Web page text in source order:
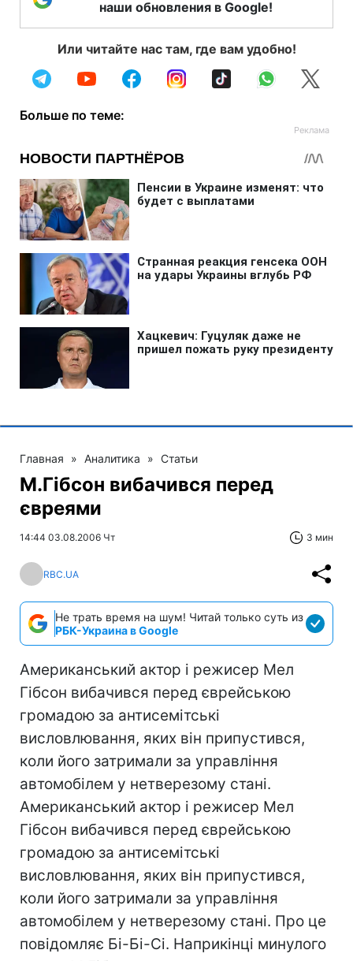
наши обновления в Google!
Или читайте нас там, где вам удобно!
Больше по теме:
Главная » Аналитика » Статьи
М.Гібсон вибачився перед
євреями
14:44 03.08.2006 Чт 3 мин
RBC.UA
Не трать время на шум! Читай только суть из
РБК-Украина в Google
Американський актор і режисер Мел
Гібсон вибачився перед єврейською
громадою за антисемітські
висловлювання, яких він припустився,
коли його затримали за управління
автомобілем у нетверезому стані.
Американський актор і режисер Мел
Гібсон вибачився перед єврейською
громадою за антисемітські
висловлювання, яких він припустився,
коли його затримали за управління
автомобілем у нетверезому стані. Про це
повідомляє Бі-Бі-Сі. Наприкінці минулого